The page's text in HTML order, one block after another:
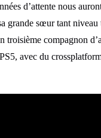
d’attente nous
grande sœur tant niveau
compagnon
avec du